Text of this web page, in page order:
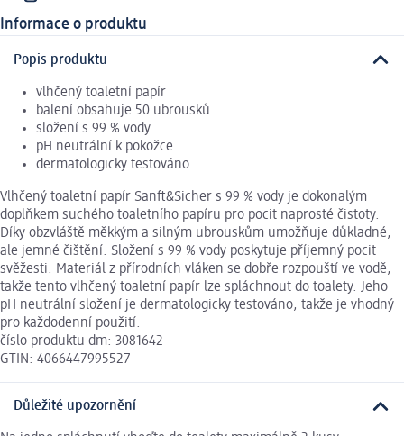
Informace o produktu
Popis produktu
vlhčený toaletní papír
balení obsahuje 50 ubrousků
složení s 99 % vody
pH neutrální k pokožce
dermatologicky testováno
Vlhčený toaletní papír Sanft&Sicher s 99 % vody je dokonalým
doplňkem suchého toaletního papíru pro pocit naprosté čistoty.
Díky obzvláště měkkým a silným ubrouskům umožňuje důkladné,
ale jemné čištění. Složení s 99 % vody poskytuje příjemný pocit
svěžesti. Materiál z přírodních vláken se dobře rozpouští ve vodě,
takže tento vlhčený toaletní papír lze spláchnout do toalety. Jeho
pH neutrální složení je dermatologicky testováno, takže je vhodný
pro každodenní použití.
číslo produktu dm: 3081642
GTIN: 4066447995527
Důležité upozornění